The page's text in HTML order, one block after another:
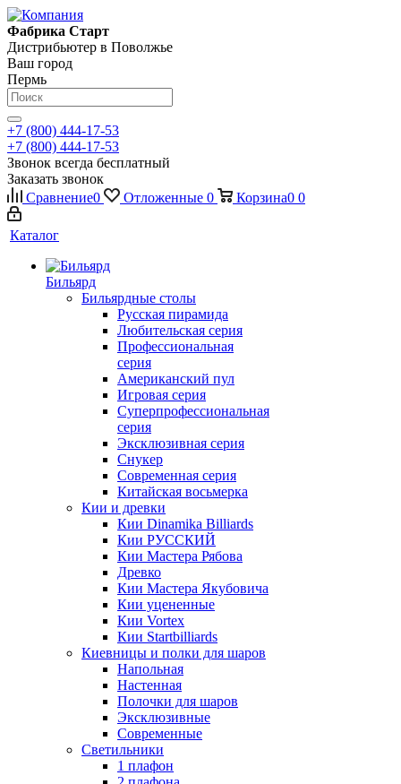
Фабрика Старт
Дистрибьютер в Поволжье
Ваш город
Пермь
+7 (800) 444-17-53
+7 (800) 444-17-53
Звонок всегда бесплатный
Заказать звонок
Сравнение0 Отложенные 0 Корзина0 0
Каталог
Бильярд
Бильярдные столы
Русская пирамида
Любительская серия
Профессиональная
серия
Американский пул
Игровая серия
Суперпрофессиональная
серия
Эксклюзивная серия
Снукер
Современная серия
Китайская восьмерка
Кии и древки
Кии Dinamika Billiards
Кии РУССКИЙ
Кии Мастера Рябова
Древко
Кии Мастера Якубовича
Кии уцененные
Кии Vortex
Кии Startbilliards
Киевницы и полки для шаров
Напольная
Настенная
Полочки для шаров
Эксклюзивные
Современные
Светильники
1 плафон